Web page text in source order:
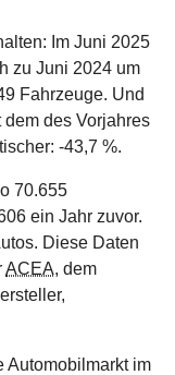
Im Juni 2025
zu Juni 2024 um
Fahrzeuge. Und
des Vorjahres
-43,7 %.
70.655
ein Jahr zuvor.
Diese Daten
ACEA, dem
Automobilmarkt im